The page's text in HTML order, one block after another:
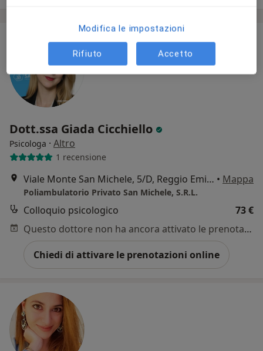
Dott.ssa Giada Cicchiello
Psicologa · Altro
1 recensione
Viale Monte San Michele, 5/D, Reggio Emilia • Mappa
Poliambulatorio Privato San Michele, S.R.L.
Colloquio psicologico
73 €
Questo dottore non ha ancora attivato le prenotazioni online presso questo indirizzo.
Chiedi di attivare le prenotazioni online
Modifica le impostazioni
Rifiuto Accetto